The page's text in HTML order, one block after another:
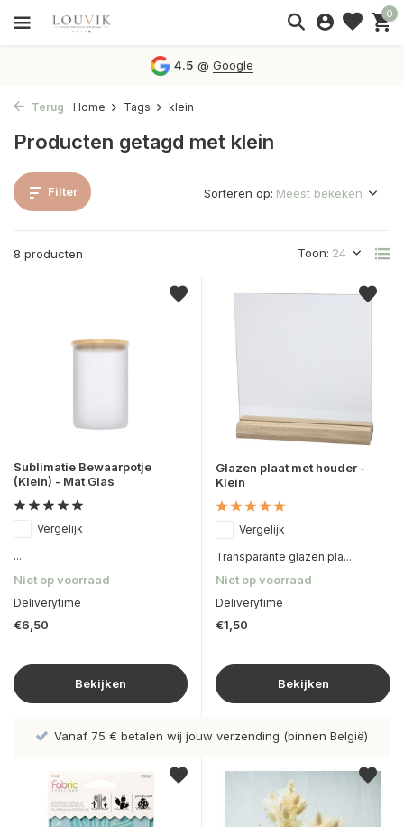
0
4.5 @Google
Terug Home Tags klein
Producten getagd met klein
Filter
8 producten Toon:
Sorteren op:
Sublimatie Bewaarpotje
(Klein) - Mat Glas
Vergelijk
...
Niet op voorraad
Deliverytime
€6,50
Bekijken
Glazen plaat met houder -
Klein
Vergelijk
Transparante glazen pla...
Niet op voorraad
Deliverytime
€1,50
Bekijken
Vanaf 75 € betalen wij jouw verzending (binnen België)